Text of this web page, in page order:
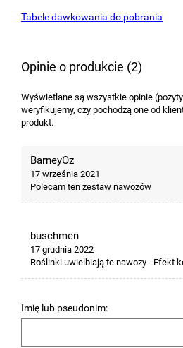
Tabele dawkowania do pobrania
Opinie o produkcie (2)
Wyświetlane są wszystkie opinie
weryfikujemy, czy pochodzą one od
produkt.
BarneyOz
17 września 2021
Polecam ten zestaw nawozów
buschmen
17 grudnia 2022
Roślinki uwielbiają te nawozy - Efekt
Imię lub pseudonim: